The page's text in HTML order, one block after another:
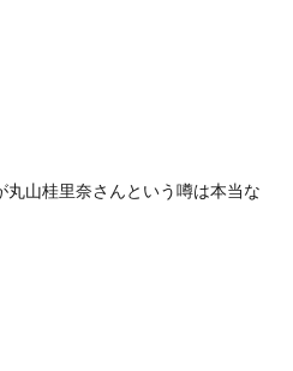
山桂里奈さんという噂は本当な